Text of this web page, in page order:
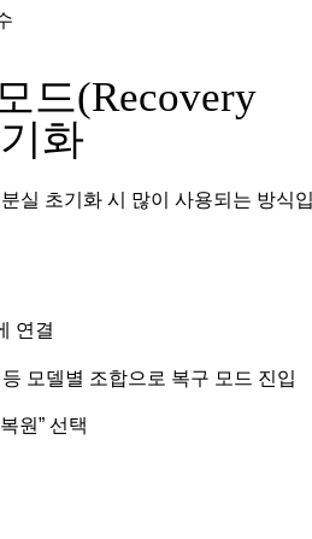
드(Recovery
화
실 초기화 시 많이 사용되는 방식
연결
모델별 조합으로 복구 모드 진입
원” 선택